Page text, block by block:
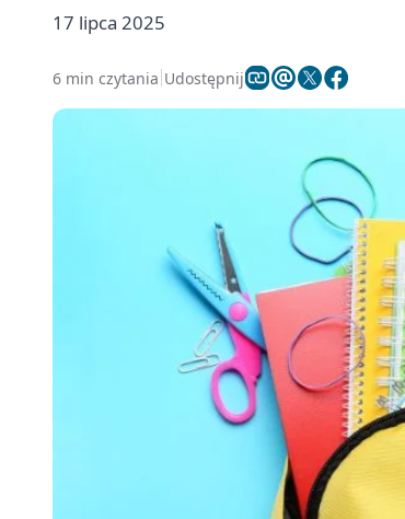
17 lipca 2025
6 min czytania Udostępnij